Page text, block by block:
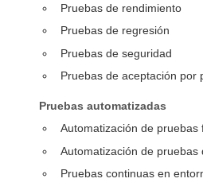
Pruebas de rendimiento
Pruebas de regresión
Pruebas de seguridad
Pruebas de aceptación por
Pruebas automatizadas
Automatización de pruebas
Automatización de pruebas
Pruebas continuas en